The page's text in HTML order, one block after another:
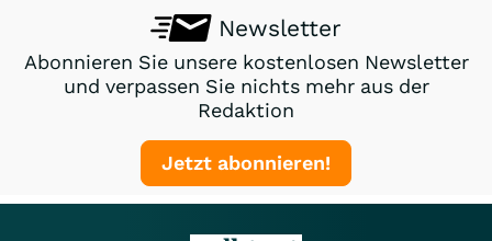
Newsletter
Abonnieren Sie unsere kostenlosen Newsletter
und verpassen Sie nichts mehr aus der
Redaktion
Jetzt abonnieren!